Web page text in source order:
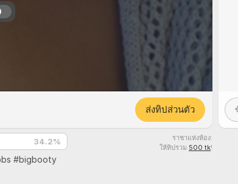
ส่งทิปส่วนตัว
34.2%
#bigbooty
ราชาแห่งห้อง:
ให้ทิปรวม 500 tk!